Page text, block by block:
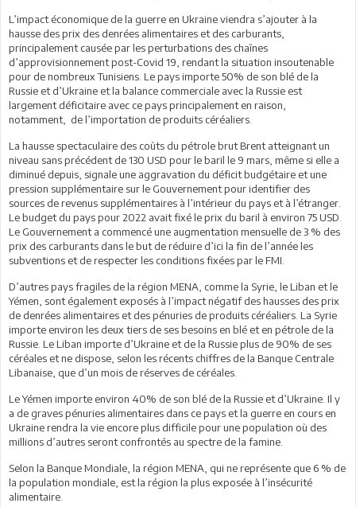
L’impact économique de la guerre en Ukraine viendra s’ajouter à la
hausse des prix des denrées alimentaires et des carburants,
principalement causée par les perturbations des chaînes
d’approvisionnement post-Covid 19, rendant la situation insoutenable
pour de nombreux Tunisiens. Le pays importe 50% de son blé de la
Russie et d’Ukraine et la balance commerciale avec la Russie est
largement déficitaire avec ce pays principalement en raison,
notamment, de l’importation de produits céréaliers.
La hausse spectaculaire des coûts du pétrole brut Brent atteignant un
niveau sans précédent de 130 USD pour le baril le 9 mars, même si elle a
diminué depuis, signale une aggravation du déficit budgétaire et une
pression supplémentaire sur le Gouvernement pour identifier des
sources de revenus supplémentaires à l’intérieur du pays et à l’étranger.
Le budget du pays pour 2022 avait fixé le prix du baril à environ 75 USD.
Le Gouvernement a commencé une augmentation mensuelle de 3 % des
prix des carburants dans le but de réduire d’ici la fin de l’année les
subventions et de respecter les conditions fixées par le FMI.
D’autres pays fragiles de la région MENA, comme la Syrie, le Liban et le
Yémen, sont également exposés à l’impact négatif des hausses des prix
de denrées alimentaires et des pénuries de produits céréaliers. La Syrie
importe environ les deux tiers de ses besoins en blé et en pétrole de la
Russie. Le Liban importe d’Ukraine et de la Russie plus de 90% de ses
céréales et ne dispose, selon les récents chiffres de la Banque Centrale
Libanaise, que d’un mois de réserves de céréales.
Le Yémen importe environ 40% de son blé de la Russie et d’Ukraine. Il y
a de graves pénuries alimentaires dans ce pays et la guerre en cours en
Ukraine rendra la vie encore plus difficile pour une population où des
millions d’autres seront confrontés au spectre de la famine.
Selon la Banque Mondiale, la région MENA, qui ne représente que 6 % de
la population mondiale, est la région la plus exposée à l’insécurité
alimentaire.